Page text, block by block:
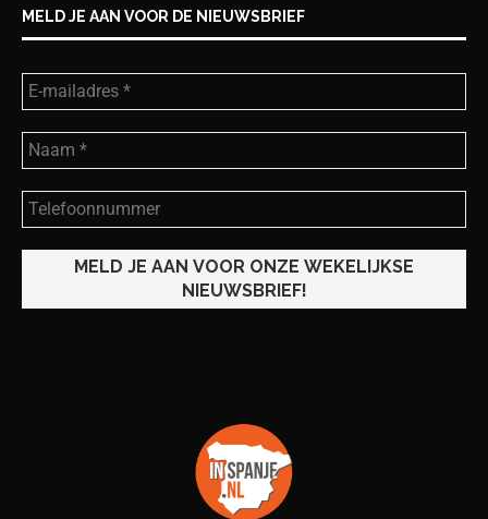
MELD JE AAN VOOR DE NIEUWSBRIEF